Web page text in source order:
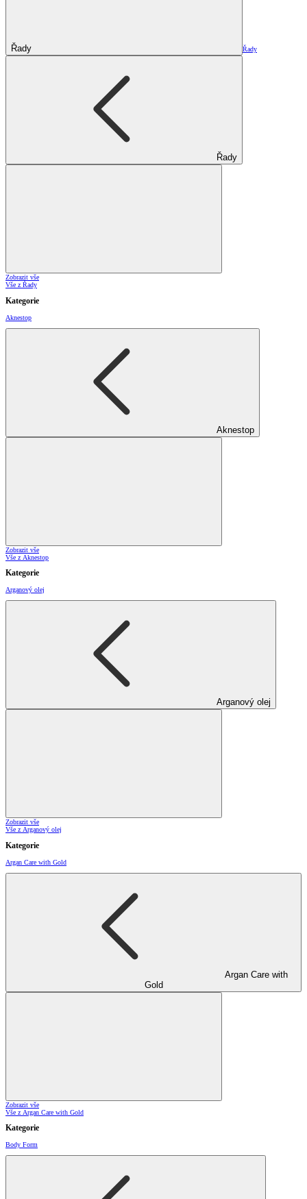
Řady Řady
Řady
Zobrazit vše
Vše z Řady
Kategorie
Aknestop
Aknestop
Zobrazit vše
Vše z Aknestop
Kategorie
Arganový olej
Arganový olej
Zobrazit vše
Vše z Arganový olej
Kategorie
Argan Care with Gold
Argan Care with
Gold
Zobrazit vše
Vše z Argan Care with Gold
Kategorie
Body Form